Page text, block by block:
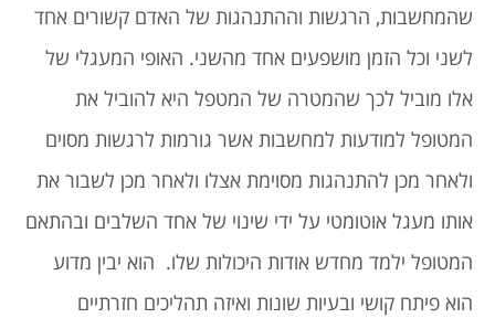
שהמחשבות, הרגשות וההתנהגות של האדם קשורים אחד
לשני וכל הזמן מושפעים אחד מהשני. האופי המעגלי של
אלו מוביל לכך שהמטרה של המטפל היא להוביל את
המטופל למודעות למחשבות אשר גורמות לרגשות מסוים
ולאחר מכן להתנהגות מסוימת אצלו ולאחר מכן לשבור את
אותו מעגל אוטומטי על ידי שינוי של אחד השלבים ובהתאם
המטופל ילמד מחדש אודות היכולות שלו. הוא יבין מדוע
הוא פיתח קושי ובעיות שונות ואיזה תהליכים חזרתיים